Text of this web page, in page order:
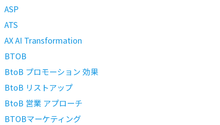
ASP
ATS
AX AI Transformation
BTOB
BtoB プロモーション 効果
BtoB リストアップ
BtoB 営業 アプローチ
BTOBマーケティング